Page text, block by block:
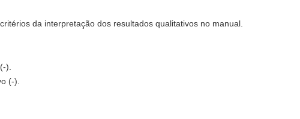
da interpretação dos resultados qualitativos no manual.
).
(-).